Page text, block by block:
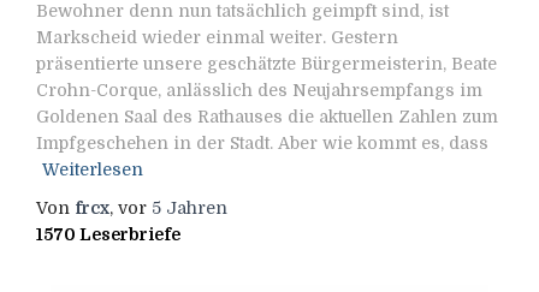
Bewohner denn nun tatsächlich geimpft sind, ist
Markscheid wieder einmal weiter. Gestern
präsentierte unsere geschätzte Bürgermeisterin, Beate
Crohn-Corque, anlässlich des Neujahrsempfangs im
Goldenen Saal des Rathauses die aktuellen Zahlen zum
Impfgeschehen in der Stadt. Aber wie kommt es, dass
Weiterlesen
Von frcx, vor 5 Jahren
1570 Leserbriefe